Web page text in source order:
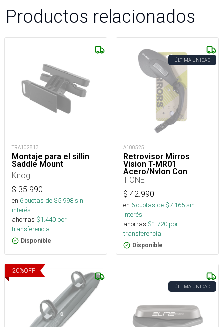
Productos relacionados
TRA102813
Montaje para el sillin
Saddle Mount
Knog
$ 35.990
en 6cuotas de $5.998sin
interés
ahorras $1.440 por
transferencia.
Disponible
ÚLTIMA UNIDAD
A100525
Retrovisor Mirros
Vision T-MR01
Acero/Nylon Con
Abrazadera
T-ONE
$ 42.990
en 6cuotas de $7.165sin
interés
ahorras $1.720 por
transferencia.
Disponible
20%OFF
ÚLTIMA UNIDAD